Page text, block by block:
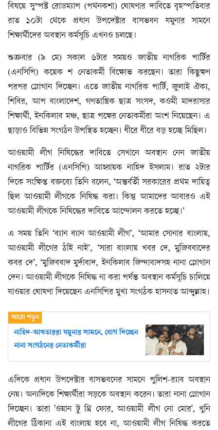
বিষয়ে সুস্পষ্ট রোডম্যাপ (পথনকশা) ঘোষণার দাবিতে বৃহস্পতিবার
রাত ১০টা থেকে প্রধান উপদেষ্টার বাসভবন যমুনার সামনে
শিক্ষার্থীদের অবস্থান কর্মসূচি এখনও চলছে।
শুক্রবার (৯ মে) সকাল ৬টার সময়ও জাতীয় নাগরিক পার্টির
(এনসিপি) কয়েক শ নেতাকর্মী বিক্ষোভ করছেন। তারা কিছুক্ষণ
পরপর স্লোগান দিচ্ছেন। এতে জাতীয় নাগরিক পার্টি, জুলাই ঐক্য,
শিবির, আপ বাংলাদেশ, গণতান্ত্রিক ছাত্র সংসদ, কওমী মাদরাসার
শিক্ষার্থী, ইনকিলাব মঞ্চ, ছাত্র পক্ষের নেতাকর্মীরা অংশ নিয়েছেন। এ
ছাড়াও বিভিন্ন সংগঠন উপস্থিত হচ্ছেন। ধীরে ধীরে বড় হচ্ছে মিছিল।
আওয়ামী লীগ নিষিদ্ধের দাবিতে সেখানে অবস্থান নেন জাতীয়
নাগরিক পার্টির (এনসিপি) আহ্বায়ক নাহিদ ইসলাম। রাত ২টার
দিকে সংক্ষিপ্ত বক্তব্যে তিনি বলেন, ‘অন্তর্বর্তী সরকারের প্রথম দায়িত্ব
ছিল আওয়ামী লীগকে নিষিদ্ধ করা। কিন্তু আমাদের আবারও এই
আওয়ামী লীগকে নিষিদ্ধের দাবিতে আন্দোলন করতে হচ্ছে।’
এ সময় তিনি ‘ব্যান ব্যান আওয়ামী লীগ’, ‘আমার সোনার বাংলায়,
আওয়ামী লীগের ঠাঁই নাই’, ‘সারা বাংলায় খবর দে, মুজিববাদের
কবর দে’, ‘মুজিববাদ মুর্দাবাদ, ইনকিলাব জিন্দাবাদসহ নানা স্লোগান
দেন। আওয়ামী লীগকে নিষিদ্ধ না করা পর্যন্ত অবস্থান কর্মসূচি চালিয়ে
যাওয়ার ঘোষণা দিয়েছেন এনসিপির মুখ্য সংগঠক হাসনাত আব্দুল্লাহ।
নাহিদ-আখতাররা যমুনার সামনে, যোগ দিচ্ছেন
নানা সংগঠনের নেতাকর্মীরা
এদিকে প্রধান উপদেষ্টার বাসভবনের সামনে পুলিশ-র‍্যাব অবস্থান
নেয়। অন্যদিকে শিক্ষার্থীরা সড়কে অবস্থান করেন। তারা নানা স্লোগান
দিচ্ছেন। তারা 'ওয়ান টু থ্রি ফোর, আওয়ামী লীগ নো মোর', খুনি
লীগের ঠিকানা এই বাংলায় হবে না, আওয়ামী লীগ নিষিদ্ধ করতে